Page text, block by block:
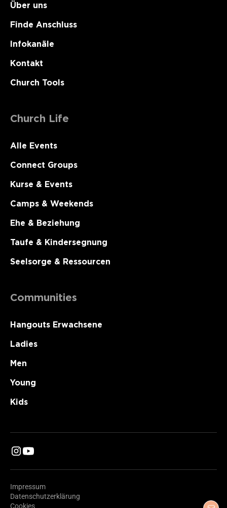
Über uns
Finde Anschluss
Infokanäle
Kontakt
Church Tools
Church Life
Alle Events
Connect Groups
Kurse & Events
Camps & Weekends
Ehe & Beziehung
Taufe & Kindersegnung
Seelsorge & Ressourcen
Communities
Hangouts Erwachsene
Ladies
Men
Young
Kids
Impressum
Datenschutzerklärung
Cookies